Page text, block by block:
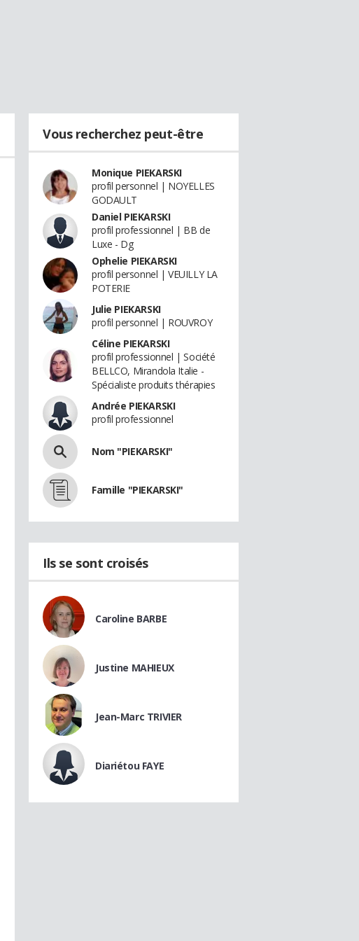
Vous recherchez peut-être
Monique PIEKARSKI
profil personnel | NOYELLES
GODAULT
Daniel PIEKARSKI
profil professionnel | BB de
Luxe - Dg
Ophelie PIEKARSKI
profil personnel | VEUILLY LA
POTERIE
Julie PIEKARSKI
profil personnel | ROUVROY
Céline PIEKARSKI
profil professionnel | Société
BELLCO, Mirandola Italie -
Spécialiste produits thérapies
Andrée PIEKARSKI
profil professionnel
Nom "PIEKARSKI"
Famille "PIEKARSKI"
Ils se sont croisés
Caroline BARBE
Justine MAHIEUX
Jean-Marc TRIVIER
Diariétou FAYE